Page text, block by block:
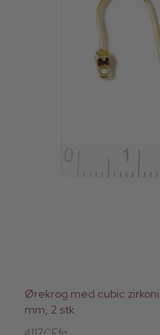
Ørekrog med cubic
mm, 2 stk